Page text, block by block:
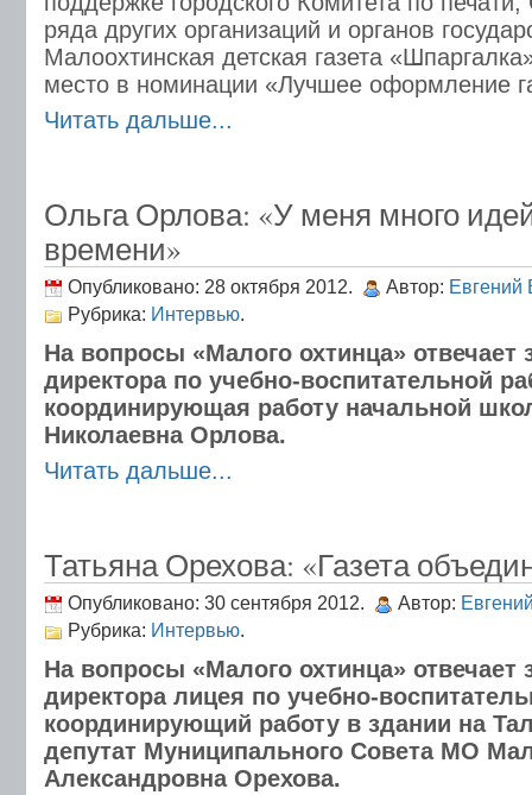
ряда других организаций и органов
Малоохтинская детская газета
место в номинации «Лучшее оформление
Читать дальше...
Ольга Орлова: «У меня много
времени»
Опубликовано: 28 октября 2012. Автор: Евгений
Рубрика: Интервью.
На вопросы «Малого охтинца» отвечает
директора по учебно-воспитательной
координирующая работу начальной
Николаевна Орлова.
Читать дальше...
Татьяна Орехова: «Газета
Опубликовано: 30 сентября 2012. Автор:
Рубрика: Интервью.
На вопросы «Малого охтинца» отвечает
директора лицея по учебно-
координирующий работу в здании на
депутат Муниципального Совета МО
Александровна Орехова.